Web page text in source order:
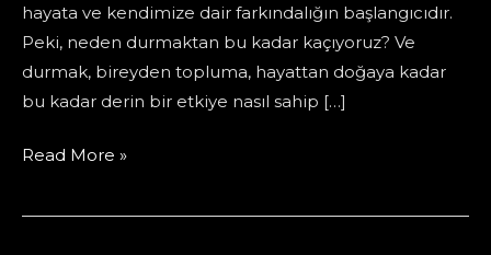
hayata ve kendimize dair farkındalığın başlangıcıdır.
Peki, neden durmaktan bu kadar kaçıyoruz? Ve
durmak, bireyden topluma, hayattan doğaya kadar
bu kadar derin bir etkiye nasıl sahip […]
durmak:
duran
Read More »